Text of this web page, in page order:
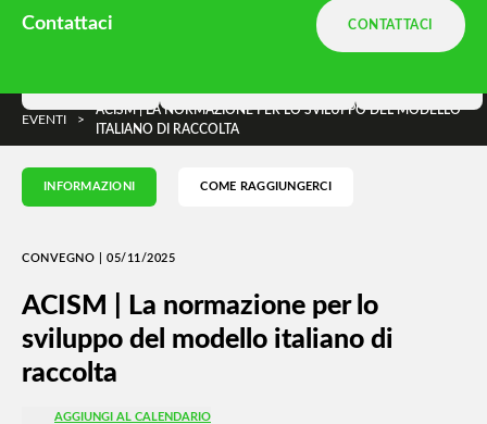
Ambiente.it è una divisione
e parte diDNA Ambiente
Contattaci CONTATTACI
EVENTI >
ACISM | LA NORMAZIONE PER LO SVILUPPO DEL MODELLO
ITALIANO DI RACCOLTA
INFORMAZIONI COME RAGGIUNGERCI
CONVEGNO | 05/11/2025
ACISM | La normazione per lo
sviluppo del modello italiano di
raccolta
AGGIUNGI AL CALENDARIO